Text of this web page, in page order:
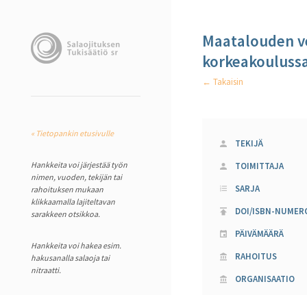
« Tietopankin etusivulle
Hankkeita voi järjestää työn
nimen, vuoden, tekijän tai
rahoituksen mukaan
klikkaamalla lajiteltavan
sarakkeen otsikkoa.
Hankkeita voi hakea esim.
hakusanalla salaoja tai
nitraatti.
Maatalouden
← Takaisin
TEKIJÄ
TOIMITTAJA
SARJA
DOI/ISBN-
PÄIVÄMÄÄRÄ
RAHOITUS
ORGANISAATIO